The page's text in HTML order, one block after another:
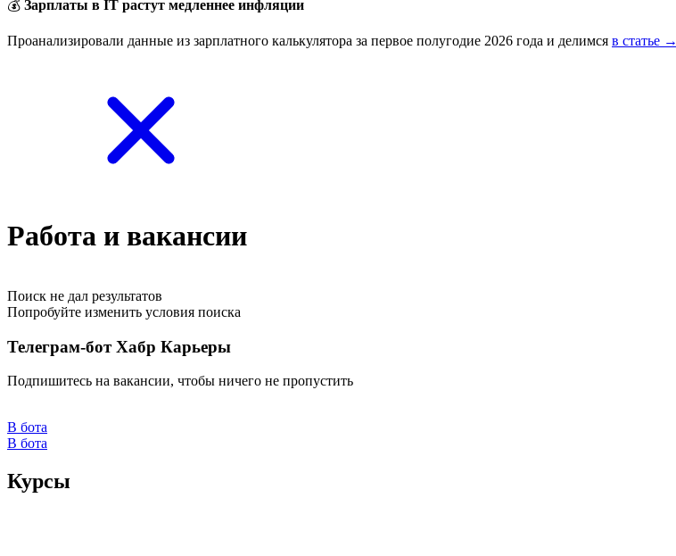
💰 Зарплаты в IT растут медленнее инфляции
Проанализировали данные из зарплатного калькулятора за первое полугодие 2026 года и делимся в статье →
Работа и вакансии
Поиск не дал результатов
Попробуйте изменить условия поиска
Телеграм-бот Хабр Карьеры
Подпишитесь на вакансии, чтобы ничего не пропустить
В бота
В бота
Курсы